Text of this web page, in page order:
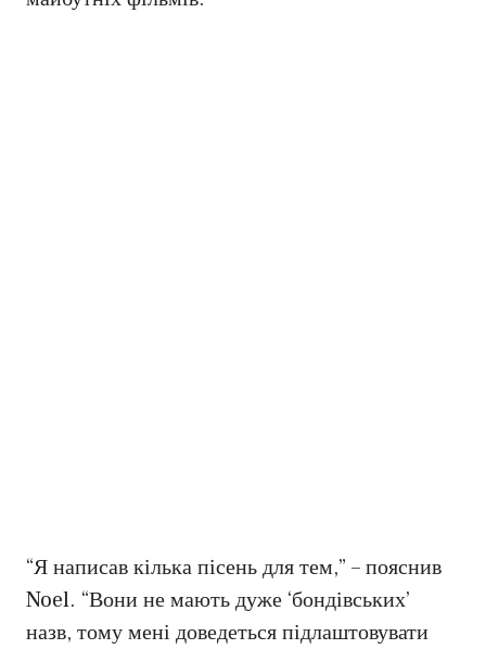
“Я написав кілька пісень для тем,” – пояснив
Noel. “Вони не мають дуже ‘бондівських’
назв, тому мені доведеться підлаштовувати